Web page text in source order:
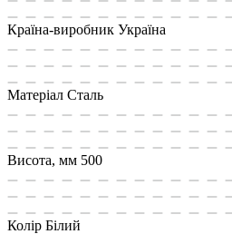
Країна-виробник Україна
Матеріал Сталь
Висота, мм 500
Колір Білий